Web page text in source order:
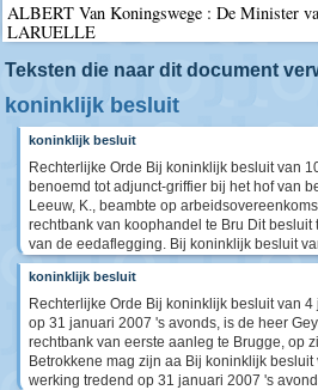
ALBERT Van Koningswege : De Minister
LARUELLE
Teksten die naar dit document
koninklijk besluit
koninklijk besluit
Rechterlijke Orde Bij koninklijk besluit van
benoemd tot adjunct-griffier bij het hof van
Leeuw, K., beambte op
rechtbank van koophandel te Bru Dit
van de eedaflegging. Bij koninklijk besluit
koninklijk besluit
Rechterlijke Orde Bij koninklijk besluit van
op 31 januari 2007 's avonds, is de heer
rechtbank van eerste aanleg te Brugge, op
Betrokkene mag zijn aa Bij koninklijk
werking tredend op 31 januari 2007 's